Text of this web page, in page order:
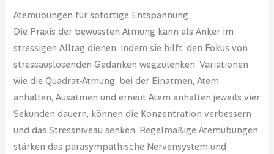
Atemübungen für sofortige Entspannung
Die Praxis der bewussten Atmung kann als Anker im
stressigen Alltag dienen, indem sie hilft, den Fokus von
stressauslösenden Gedanken wegzulenken. Variationen
wie die Quadrat-Atmung, bei der Einatmen, Atem
anhalten, Ausatmen und erneut Atem anhalten jeweils vier
Sekunden dauern, können die Konzentration verbessern
und das Stressniveau senken. Regelmäßige Atemübungen
stärken das parasympathische Nervensystem und